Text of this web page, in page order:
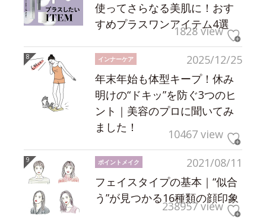
使ってさらなる美肌に！おす
すめプラスワンアイテム4選
1828 view
2025/12/25
インナーケア
年末年始も体型キープ！休み
明けの“ドキッ”を防ぐ3つのヒ
ント｜美容のプロに聞いてみ
ました！
10467 view
2021/08/11
ポイントメイク
フェイスタイプの基本｜“似合
う”が見つかる16種類の顔印象
238957 view